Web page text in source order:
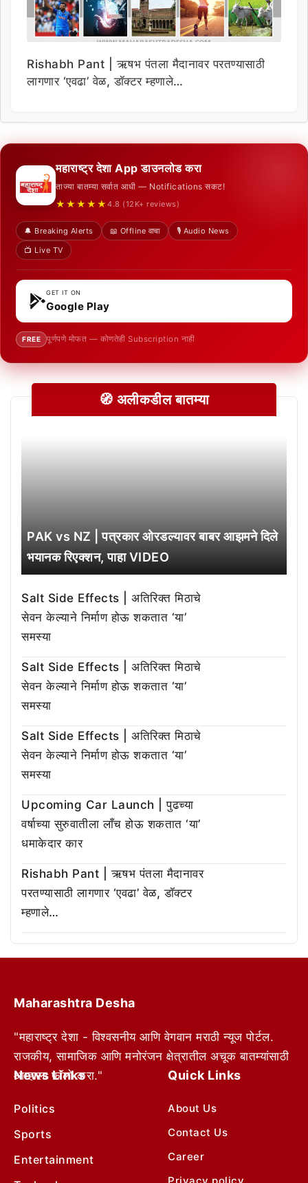
Rishabh Pant | ऋषभ पंतला मैदानावर परतण्यासाठी
लागणार ‘एवढा’ वेळ, डॉक्टर म्हणाले…
महाराष्ट्र देशा App डाउनलोड करा
ताज्या बातम्या सर्वात आधी — Notifications सकट!
★★★★★ 4.8 (12K+ reviews)
🔔 Breaking Alerts 📖 Offline वाचा
🎙️ Audio News
📺 Live TV
GET IT ON
Google Play
FREE पूर्णपणे मोफत — कोणतेही Subscription नाही
🧭 अलीकडील बातम्या
PAK vs NZ | पत्रकार ओरडल्यावर बाबर आझमने दिले
भयानक रिएक्शन, पाहा VIDEO
Salt Side Effects | अतिरिक्त मिठाचे
सेवन केल्याने निर्माण होऊ शकतात ‘या’
समस्या
Salt Side Effects | अतिरिक्त मिठाचे
सेवन केल्याने निर्माण होऊ शकतात ‘या’
समस्या
Salt Side Effects | अतिरिक्त मिठाचे
सेवन केल्याने निर्माण होऊ शकतात ‘या’
समस्या
Upcoming Car Launch | पुढच्या
वर्षाच्या सुरुवातीला लाँच होऊ शकतात ‘या’
धमाकेदार कार
Rishabh Pant | ऋषभ पंतला मैदानावर
परतण्यासाठी लागणार ‘एवढा’ वेळ, डॉक्टर
म्हणाले…
Maharashtra Desha
"महाराष्ट्र देशा - विश्वसनीय आणि वेगवान मराठी न्यूज पोर्टल.
राजकीय, सामाजिक आणि मनोरंजन क्षेत्रातील अचूक बातम्यांसाठी
आम्हाला फॉलो करा."
News Links
Politics
Sports
Entertainment
Quick Links
About Us
Contact Us
Career